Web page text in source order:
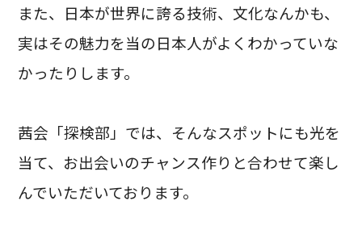
また、日本が世界に誇る技術、文化なんかも、
実はその魅力を当の日本人がよくわかっていな
かったりします。
茜会「探検部」では、そんなスポットにも光を
当て、お出会いのチャンス作りと合わせて楽し
んでいただいております。